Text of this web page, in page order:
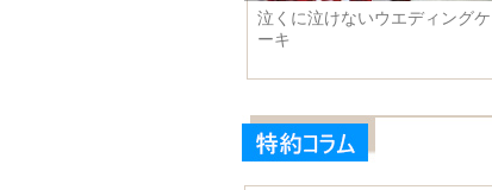
セクシー女神・柳岩 25キロの
ウエディングドレスでファッシ